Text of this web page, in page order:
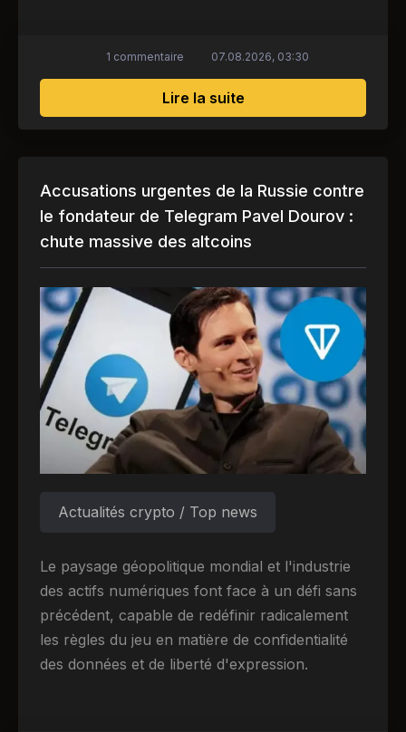
Lire la suitesur Alerte d'urgence
1 commentaire 07.08.2026, 03:30
Accusations urgentes de la Russie contre
le fondateur de Telegram Pavel Dourov :
chute massive des altcoins
Actualités crypto / Top news
Le paysage géopolitique mondial et l'industrie
des actifs numériques font face à un défi sans
précédent, capable de redéfinir radicalement
les règles du jeu en matière de confidentialité
des données et de liberté d'expression.